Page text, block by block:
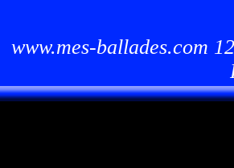
www.mes-ballades.com